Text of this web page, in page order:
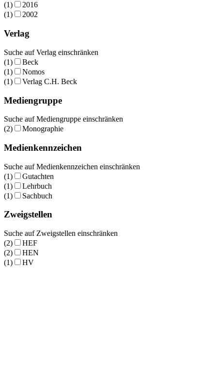
(1)
2016
(1)
2002
Verlag
Suche auf Verlag einschränken
(1)
Beck
(1)
Nomos
(1)
Verlag C.H. Beck
Mediengruppe
Suche auf Mediengruppe einschränken
(2)
Monographie
Medienkennzeichen
Suche auf Medienkennzeichen einschränken
(1)
Gutachten
(1)
Lehrbuch
(1)
Sachbuch
Zweigstellen
Suche auf Zweigstellen einschränken
(2)
HEF
(2)
HEN
(1)
HV